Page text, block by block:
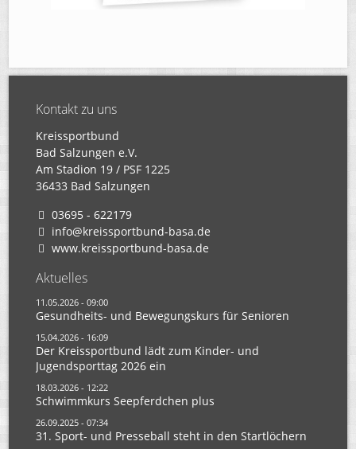
Kontakt zu uns
Kreissportbund
Bad Salzungen e.V.
Am Stadion 19 / PSF 1225
36433 Bad Salzungen
03695 - 622179
info@kreissportbund-basa.de
www.kreissportbund-basa.de
Aktuelles
11.05.2026 - 09:00
Gesundheits- und Bewegungskurs für Senioren
15.04.2026 - 16:09
Der Kreissportbund lädt zum Kinder- und
Jugendsporttag 2026 ein
18.03.2026 - 12:22
Schwimmkurs Seepferdchen plus
26.09.2025 - 07:34
31. Sport- und Presseball steht in den Startlöchern